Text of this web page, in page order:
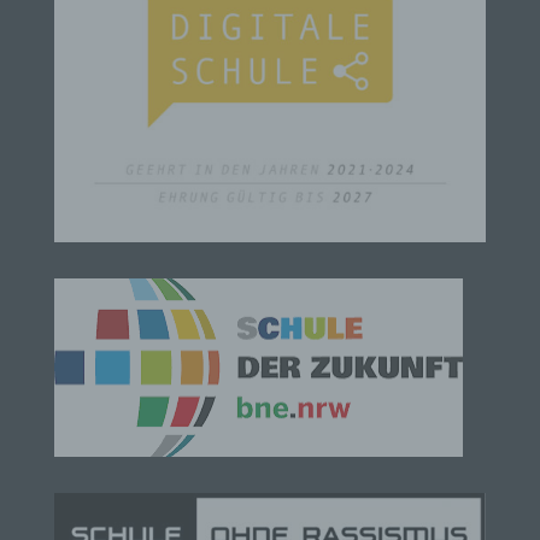
die sich auf eine identifizierte oder identifizierbare
natürliche Person (im Folgenden „betroffene
Person") beziehen. Als identifizierbar wird eine
natürliche Person angesehen, die direkt oder
indirekt, insbesondere mittels Zuordnung zu einer
Kennnummer, zu Standortdaten, zu einer Online-
sozialen Identität dieser natürlichen Person sind,
identifiziert werden kann.
b) betroffene Person
Betroffene Person ist jede identifizierte oder
identifizierbare natürliche Person, deren
personenbezogene Daten von dem für die
Verarbeitung Verantwortlichen verarbeitet werden.